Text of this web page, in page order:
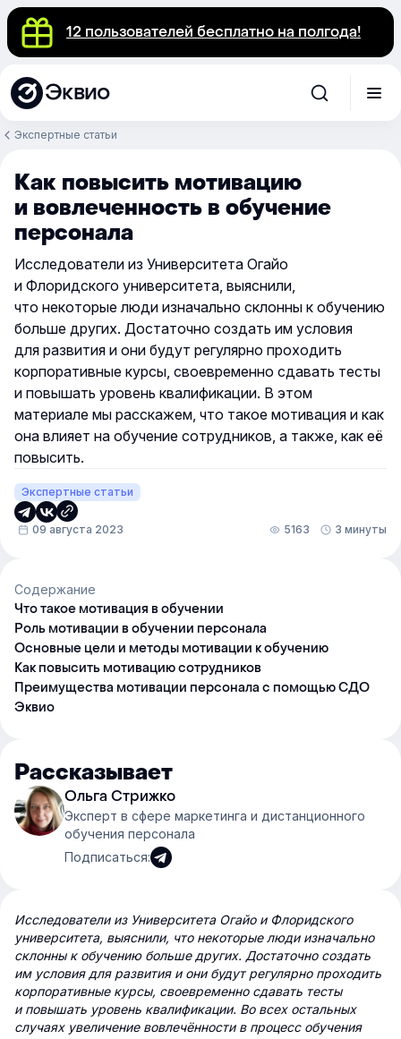
12 пользователей бесплатно на полгода!
Эквио
Экспертные статьи
Как повысить мотивацию
и вовлеченность в обучение
персонала
Исследователи из Университета Огайо
и Флоридского университета, выяснили,
что некоторые люди изначально склонны к обучению
больше других. Достаточно создать им условия
для развития и они будут регулярно проходить
корпоративные курсы, своевременно сдавать тесты
и повышать уровень квалификации. В этом
материале мы расскажем, что такое мотивация и как
она влияет на обучение сотрудников, а также, как её
повысить.
Экспертные статьи
09 августа 2023 5163 3 минуты
Содержание
Что такое мотивация в обучении
Роль мотивации в обучении персонала
Основные цели и методы мотивации к обучению
Как повысить мотивацию сотрудников
Преимущества мотивации персонала с помощью СДО
Эквио
Рассказывает
Ольга Стрижко
Эксперт в сфере маркетинга и дистанционного
обучения персонала
Подписаться:
Исследователи из Университета Огайо и Флоридского
университета, выяснили, что некоторые люди изначально
склонны к обучению больше других. Достаточно создать
им условия для развития и они будут регулярно проходить
корпоративные курсы, своевременно сдавать тесты
и повышать уровень квалификации. Во всех остальных
случаях увеличение вовлечённости в процесс обучения